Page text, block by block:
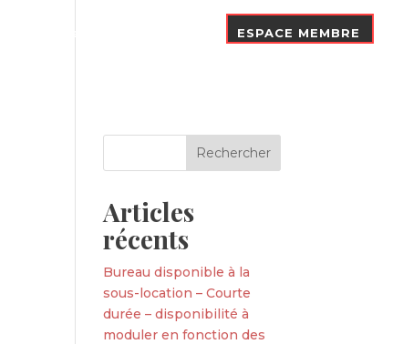
Nos Adhérents ESPACE MEMBRE
Articles
récents
Bureau disponible à la
sous-location – Courte
durée – disponibilité à
moduler en fonction des